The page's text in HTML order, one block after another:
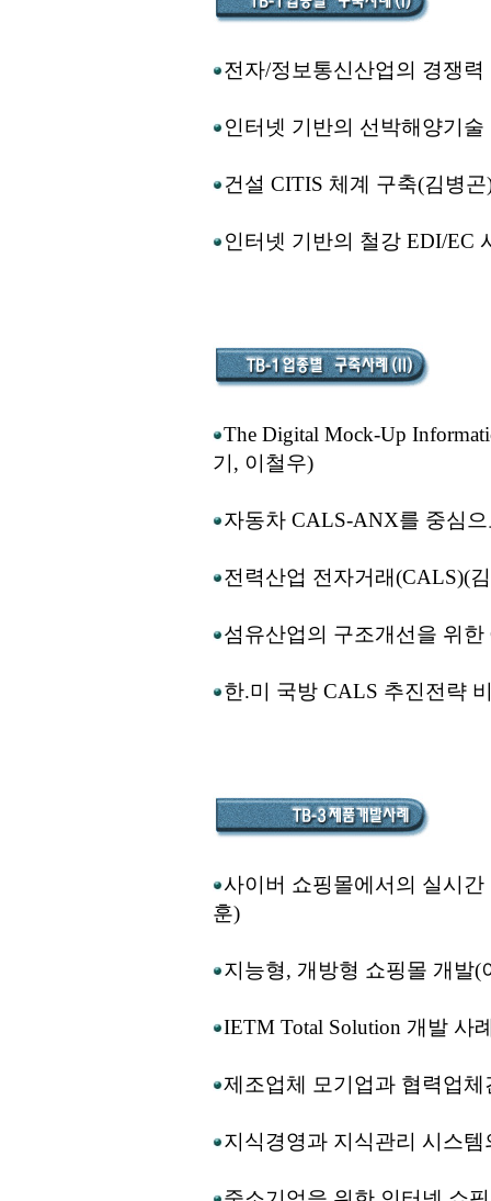
전자/정보통신산업의 경쟁
인터넷 기반의 선박해양기
건설 CITIS 체계 구축(김병곤
인터넷 기반의 철강 EDI/EC
The Digital Mock-Up
기, 이철우)
자동차 CALS-ANX를 중심
전력산업 전자거래(CALS)(
섬유산업의 구조개선을 위
한.미 국방 CALS 추진전략
사이버 쇼핑몰에서의 실시
훈)
지능형, 개방형 쇼핑몰 개발(
IETM Total Solution 개발 사
제조업체 모기업과 협력업
지식경영과 지식관리 시스